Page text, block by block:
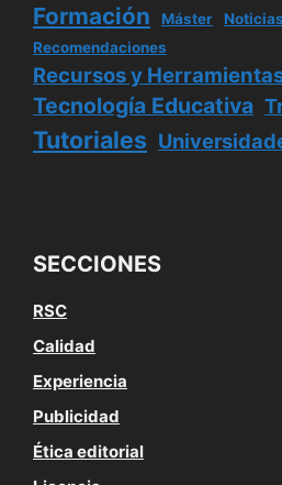
Formación Máster Noticias
Recomendaciones
Recursos y
Tecnología Educativa
Tutoriales
SECCIONES
RSC
Calidad
Experiencia
Publicidad
Ética editorial